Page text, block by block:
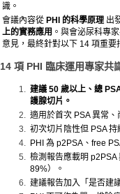
識。
會議內容從 PHI 的科學原理 出
上的實務應用 。與會泌尿科專
意見，最終針對以下 14 項重要
14 項 PHI 臨床運用專家共
建議 50 歲以上、總
護腺切片。
適用於首次 PSA 異常
初次切片陰性但 PSA
PHI 為 p2PSA、free
檢測報告應載明
89%）。
建議報告加入「是否建